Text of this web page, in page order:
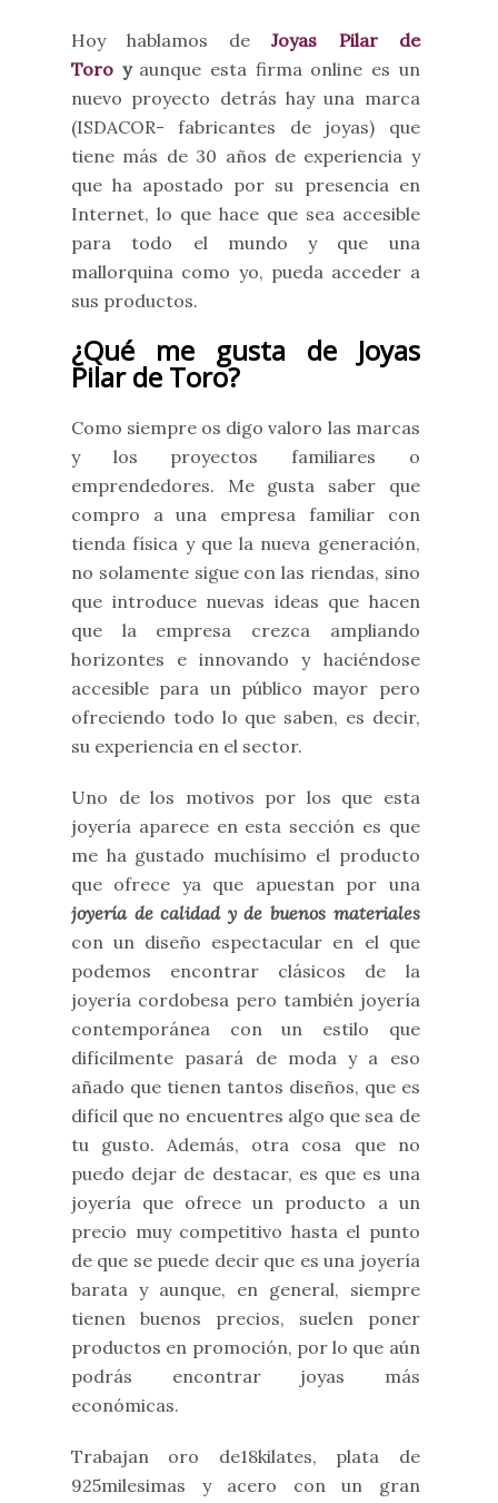
Hoy hablamos deJoyas Pilar de
Toro yaunque esta firma online es un
nuevo proyecto detrás hay una marca
(ISDACOR- fabricantes de joyas) que
tiene más de 30 años de experiencia y
que ha apostado por su presencia en
Internet, lo que hace que sea accesible
para todo el mundo y que una
mallorquina como yo, pueda acceder a
sus productos.
¿Qué me gusta de Joyas
Pilar de Toro?
Como siempre os digo valoro las marcas
y los proyectos familiares o
emprendedores. Me gusta saber que
compro a una empresa familiar con
tienda física y que la nueva generación,
no solamente sigue con las riendas, sino
que introduce nuevas ideas que hacen
que la empresa crezca ampliando
horizontes e innovando y haciéndose
accesible para un público mayor pero
ofreciendo todo lo que saben, es decir,
su experiencia en el sector.
Uno de los motivos por los que esta
joyería aparece en esta sección es que
me ha gustado muchísimo el producto
que ofrece ya que apuestan por una
joyería de calidad y de buenos materiales
con un diseño espectacular en el que
podemos encontrar clásicos de la
joyería cordobesa pero también joyería
contemporánea con un estilo que
difícilmente pasará de moda y a eso
añado que tienen tantos diseños, que es
difícil que no encuentres algo que sea de
tu gusto. Además, otra cosa que no
puedo dejar de destacar, es que es una
joyería que ofrece un producto a un
precio muy competitivo hasta el punto
de que se puede decir que es una joyería
barata y aunque, en general, siempre
tienen buenos precios, suelen poner
productos en promoción, por lo que aún
podrás encontrar joyas más
económicas.
Trabajan oro de18kilates, plata de
925milesimas y acero con un gran